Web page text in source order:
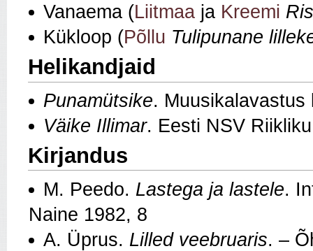
Vanaema (Liitmaa ja Kreemi
Kükloop (Põllu Tulipunane
Helikandjaid
Punamütsike.
Väike Illimar. Eesti NSV
Kirjandus
M. Peedo. Lastega ja lastele.
Naine 1982, 8
A. Üprus. Lilled veebruaris. –